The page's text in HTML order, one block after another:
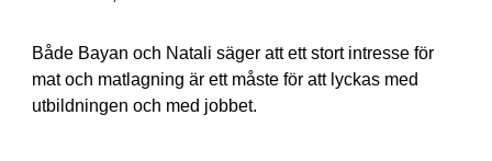
Både Bayan och Natali säger att ett stort intresse för
mat och matlagning är ett måste för att lyckas med
utbildningen och med jobbet.